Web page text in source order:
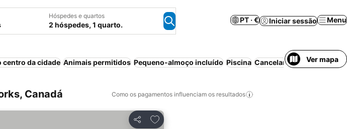
Hóspedes e quartos
2 hóspedes, 1 quarto.
PT · € Iniciar sessão Menu
centro da cidade Animais permitidos Pequeno-almoço incluído Piscina Cancelamento gratuito
Ver mapa
Canadá Como os pagamentos influenciam os resultados
Partilhar
Adicionar aos favoritos